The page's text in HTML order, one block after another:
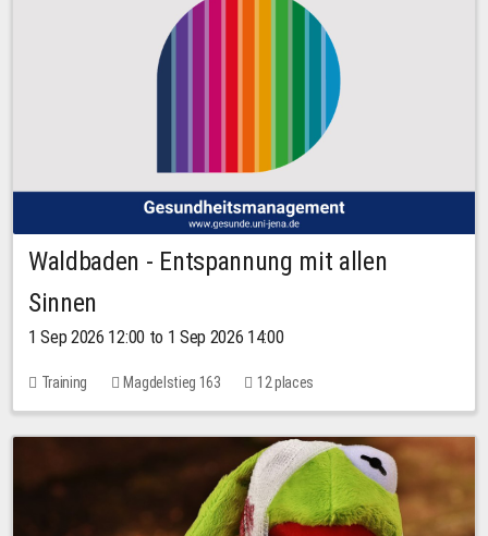
Waldbaden - Entspannung mit allen
Sinnen
1 Sep 2026 12:00 to 1 Sep 2026 14:00
Training Magdelstieg 163 12 places